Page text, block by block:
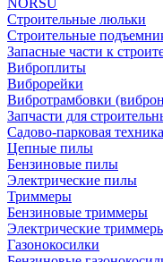
NORSU
Строительные люльки
Строительные
Запасные части к
Виброплиты
Виброрейки
Вибротрамбовки
Запчасти для
Садово-парковая техника
Цепные пилы
Бензиновые пилы
Электрические пилы
Триммеры
Бензиновые триммеры
Электрические
Газонокосилки